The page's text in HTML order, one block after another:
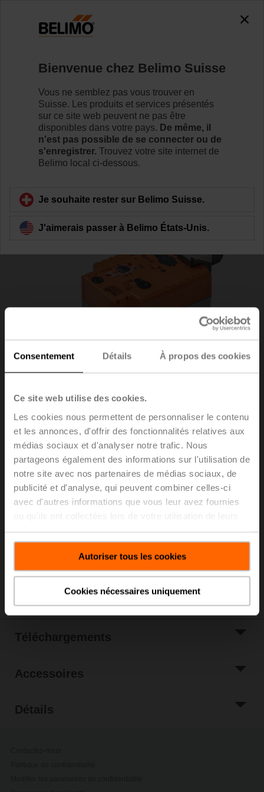
Consentement Détails À propos des cookies
Ce site web utilise des cookies.
Les cookies nous permettent de personnaliser le contenu
et les annonces, d'offrir des fonctionnalités relatives aux
médias sociaux et d'analyser notre trafic. Nous
partageons également des informations sur l'utilisation de
notre site avec nos partenaires de médias sociaux, de
publicité et d'analyse, qui peuvent combiner celles-ci
avec d'autres informations que vous leur avez fournies
Autoriser tous les cookies
Cookies nécessaires uniquement
VSRK24A-LP1
Pour en savoir plus
VSRK24A-LP1
Servomoteur rotatif avec fonction de sécurité NC/NO,
20 Nm, AC/DC 24 V, Cloud, BACnet/IP, Modbus TCP,
Veuillez contacter votre représentant Belimo local
pour la commande.
Partager
Accessoires
Détails
Bienvenue chez Belimo Suisse
Vous ne semblez pas vous trouver en
Suisse. Les produits et services présentés
sur ce site web peuvent ne pas être
disponibles dans votre pays. De même, il
n'est pas possible de se connecter ou de
s'enregistrer. Trouvez votre site internet de
Belimo local ci-dessous.
Je souhaite rester sur Belimo Suisse.
J'aimerais passer à Belimo États-Unis.